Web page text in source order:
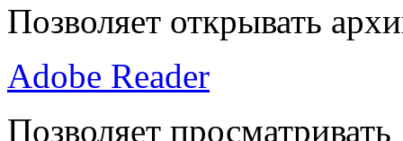
Позволяет открывать
Adobe Reader
Позволяет